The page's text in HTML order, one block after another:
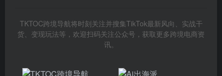
TKTOC跨境导航将时刻关注并搜集TikTok最新风向、实战干
货、变现玩法等，欢迎扫码关注公众号，获取更多跨境电商资
讯。